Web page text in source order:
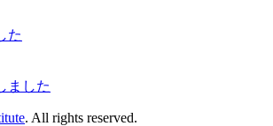
た
ました
. All rights reserved.